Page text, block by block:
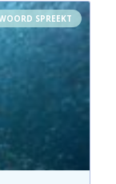
SPREEKT